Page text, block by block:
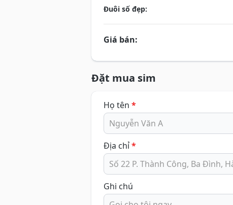
Đuôi số đẹp:
Giá bán:
Đặt mua sim
Họ tên *
Địa chỉ*
Ghi chú